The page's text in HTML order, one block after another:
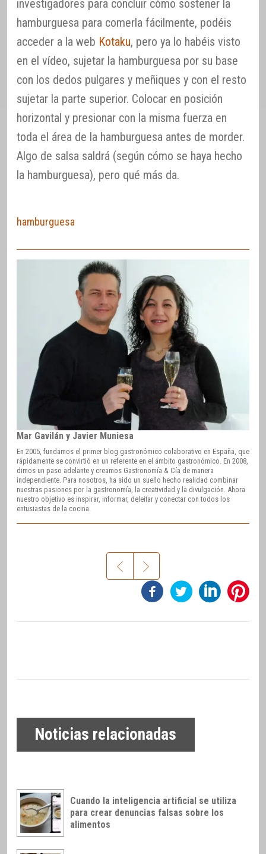
investigadores para concluir cómo sostener la
hamburguesa para comerla fácilmente, podéis
acceder a la web Kotaku, pero ya lo habéis visto
en el vídeo, sujetar la hamburguesa por su base
con los dedos pulgares y meñiques y con el resto
sujetar la parte superior. Colocar en posición
horizontal y presionar con la misma fuerza en
toda el área de la hamburguesa antes de morder.
Algo de salsa saldrá (según cómo se haya hecho
la hamburguesa), pero qué más da.
hamburguesa
Mar Gavilán y Javier Muniesa
En 2005, fundamos el primer blog gastronómico colaborativo en España, que
rápidamente se convirtió en un referente en el ámbito gastronómico. En 2008,
dimos un paso adelante y creamos Gastronomía & Cía de manera
independiente. Para nosotros, ha sido un sueño hecho realidad combinar
nuestras pasiones por la gastronomía, la creatividad y la divulgación. Ahora
nuestro objetivo es inspirar, informar, deleitar y conectar con todos los
entusiastas de la cocina.
Noticias relacionadas
Cuando la inteligencia artificial se utiliza
para crear denuncias falsas sobre los
alimentos